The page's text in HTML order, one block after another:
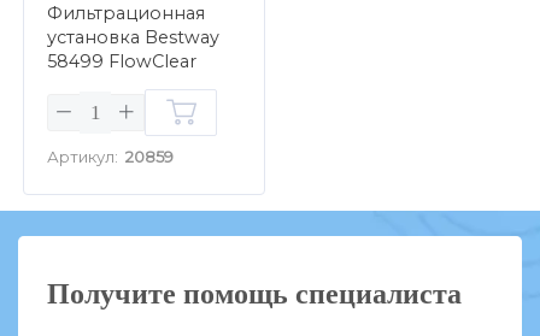
Фильтрационная
установка Bestway
58499 FlowClear
Песочная (7.7 м3/ч)
Артикул: 20859
Получите помощь специалиста